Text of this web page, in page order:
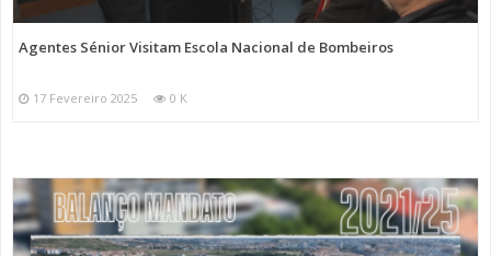
Agentes Sénior Visitam Escola Nacional de Bombeiros
17 Fevereiro 2025 0 K